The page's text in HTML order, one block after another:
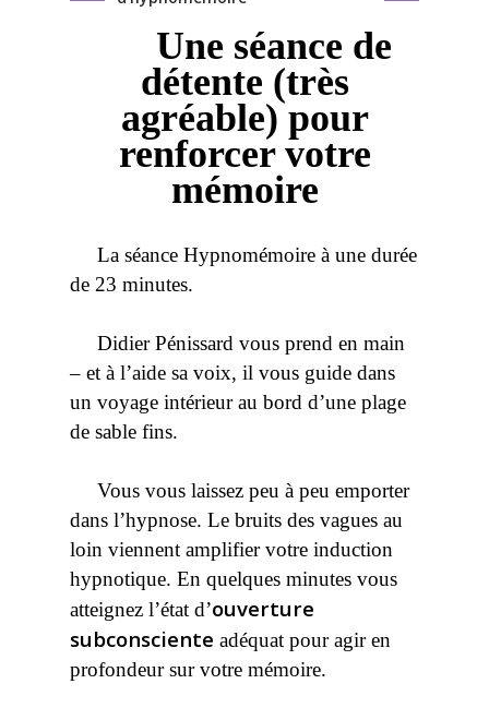
Une séance de
détente (très
agréable) pour
renforcer votre
mémoire
La séance Hypnomémoire à une durée
de 23 minutes.
Didier Pénissard vous prend en main
– et à l’aide sa voix, il vous guide dans
un voyage intérieur au bord d’une plage
de sable fins.
Vous vous laissez peu à peu emporter
dans l’hypnose. Le bruits des vagues au
loin viennent amplifier votre induction
hypnotique. En quelques minutes vous
atteignez l’état d’ouverture
subconsciente adéquat pour agir en
profondeur sur votre mémoire.